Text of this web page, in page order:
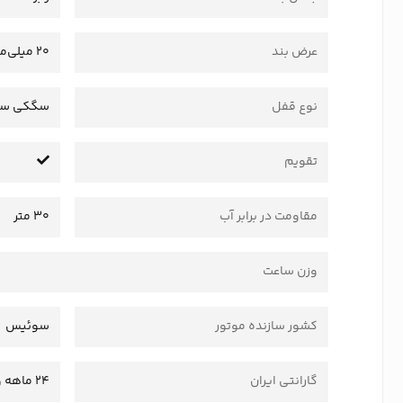
عرض بند 20 میلی‌متر
نوع قفل سگکی
تقویم
مقاومت در برابر آب 30 متر
وزن ساعت
کشور سازنده موتور سوئیس
گارانتی ایران 24 ماهه وستا سرویس